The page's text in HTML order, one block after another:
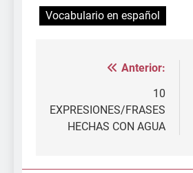
Vocabulario en español
Navegación
entradas
Anterior:
10
EXPRESIONES/FRASES
HECHAS CON AGUA